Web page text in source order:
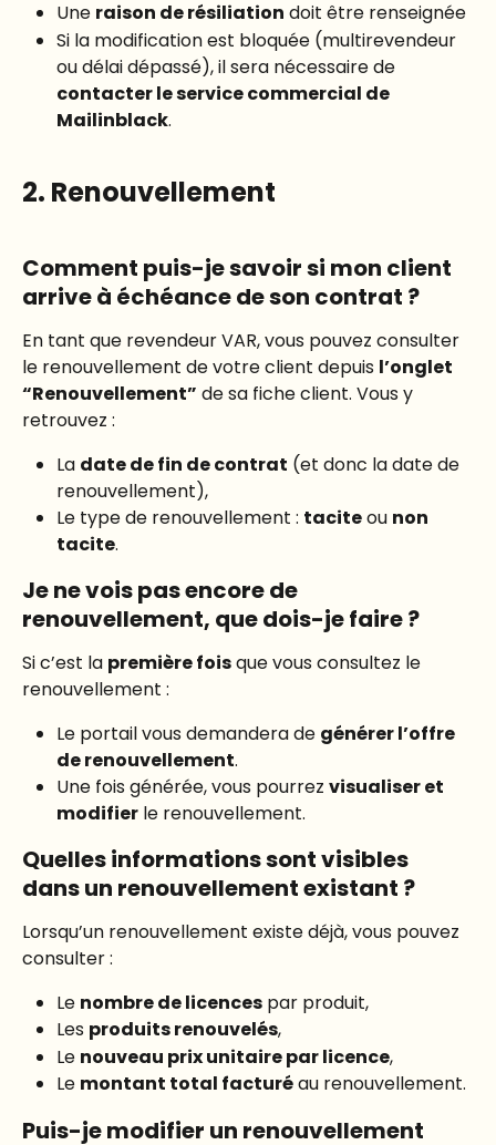
Une raison de résiliation doit être renseignée
Si la modification est bloquée (multirevendeur
ou délai dépassé), il sera nécessaire de
contacter le service commercial de
Mailinblack.
2. Renouvellement
Comment puis-je savoir si mon client
arrive à échéance de son contrat ?
En tant que revendeur VAR, vous pouvez consulter
le renouvellement de votre client depuis l’onglet
“Renouvellement” de sa fiche client. Vous y
retrouvez :
La date de fin de contrat (et donc la date de
renouvellement),
Le type de renouvellement : tacite ou non
tacite.
Je ne vois pas encore de
renouvellement, que dois-je faire ?
Si c’est la première fois que vous consultez le
renouvellement :
Le portail vous demandera de générer l’offre
de renouvellement.
Une fois générée, vous pourrez visualiser et
modifier le renouvellement.
Quelles informations sont visibles
dans un renouvellement existant ?
Lorsqu’un renouvellement existe déjà, vous pouvez
consulter :
Le nombre de licences par produit,
Les produits renouvelés,
Le nouveau prix unitaire par licence,
Le montant total facturé au renouvellement.
Puis-je modifier un renouvellement